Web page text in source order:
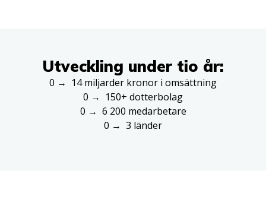
Utveckling under tio år:
0 → 14 miljarder kronor i omsättning
0 → 150+ dotterbolag
0 → 6 200 medarbetare
0 → 3 länder